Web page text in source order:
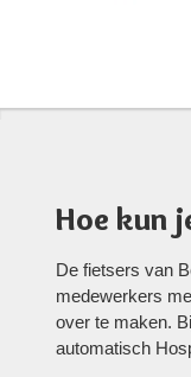
Hoe kun
De fietsers van
medewerkers
over te maken.
automatisch